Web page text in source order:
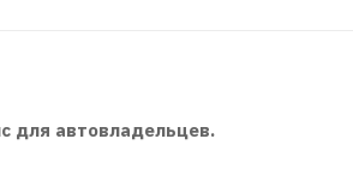
для автовладельцев.